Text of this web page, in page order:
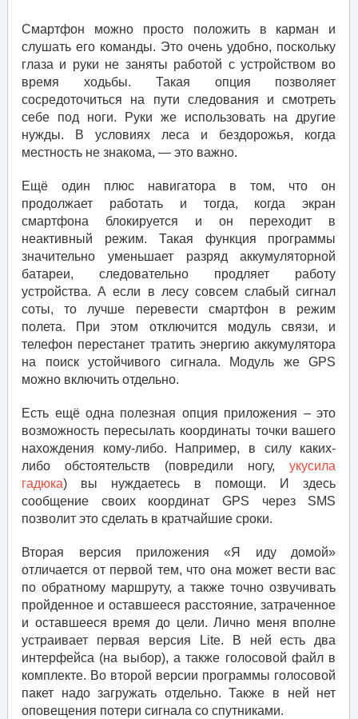
Смартфон можно просто положить в карман и
слушать его команды. Это очень удобно, поскольку
глаза и руки не заняты работой с устройством во
время ходьбы. Такая опция позволяет
сосредоточиться на пути следования и смотреть
себе под ноги. Руки же использовать на другие
нужды. В условиях леса и бездорожья, когда
местность не знакома, — это важно.
Ещё один плюс навигатора в том, что он
продолжает работать и тогда, когда экран
смартфона блокируется и он переходит в
неактивный режим. Такая функция программы
значительно уменьшает разряд аккумуляторной
батареи, следовательно продляет работу
устройства. А если в лесу совсем слабый сигнал
соты, то лучше перевести смартфон в режим
полета. При этом отключится модуль связи, и
телефон перестанет тратить энергию аккумулятора
на поиск устойчивого сигнала. Модуль же GPS
можно включить отдельно.
Есть ещё одна полезная опция приложения – это
возможность пересылать координаты точки вашего
нахождения кому-либо. Например, в силу каких-
либо обстоятельств (повредили ногу,укусила
гадюка) вы нуждаетесь в помощи. И здесь
сообщение своих координат GPS через SMS
позволит это сделать в кратчайшие сроки.
Вторая версия приложения «Я иду домой»
отличается от первой тем, что она может вести вас
по обратному маршруту, а также точно озвучивать
пройденное и оставшееся расстояние, затраченное
и оставшееся время до цели. Лично меня вполне
устраивает первая версия Lite. В ней есть два
интерфейса (на выбор), а также голосовой файл в
комплекте. Во второй версии программы голосовой
пакет надо загружать отдельно. Также в ней нет
оповещения потери сигнала со спутниками.